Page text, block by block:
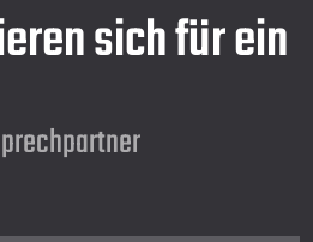
sich für ein